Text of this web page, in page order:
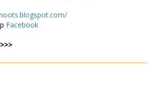
Facebook